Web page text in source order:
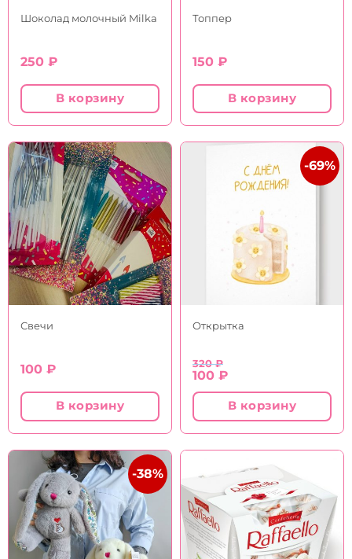
Шоколад молочный Milka
250 ₽
В корзину
Топпер
150 ₽
В корзину
Свечи
100 ₽
В корзину
-69%
Открытка
320₽
Первоначальная
составляла
320 ₽.
100 ₽
Текущая
100 ₽. В корзину
-38%